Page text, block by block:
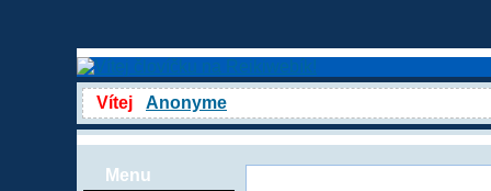
Vítej Anonyme
Menu